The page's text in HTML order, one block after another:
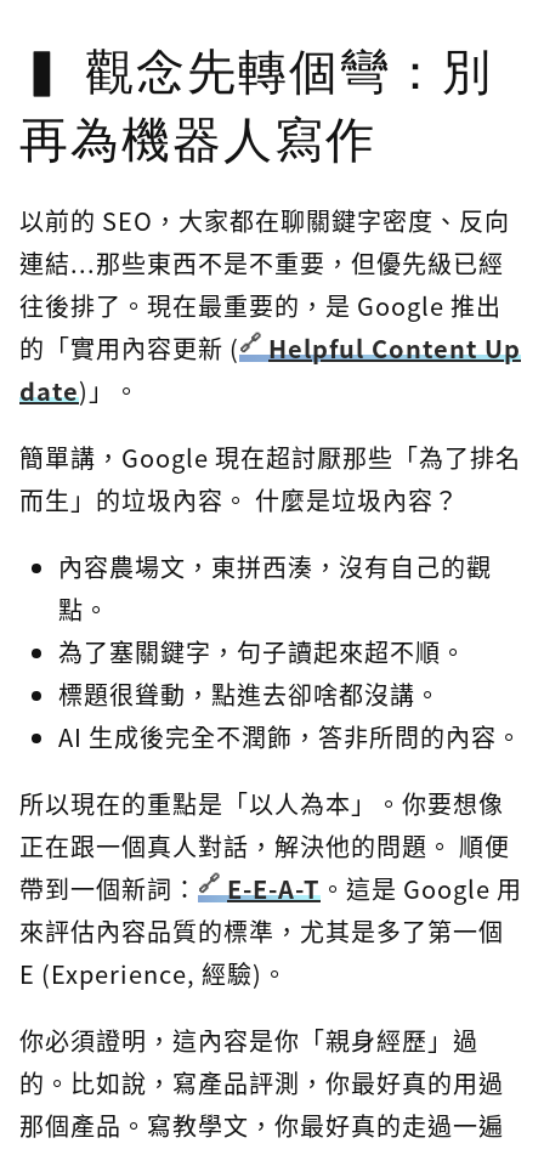
觀念先轉個彎：別
再為機器人寫作
以前的 SEO，大家都在聊關鍵字密度、反向
連結...那些東西不是不重要，但優先級已經
往後排了。現在最重要的，是 Google 推出
的「實用內容更新 (
Helpful Content Up
date)」。
簡單講，Google 現在超討厭那些「為了排名
而生」的垃圾內容。 什麼是垃圾內容？
內容農場文，東拼西湊，沒有自己的觀
點。
為了塞關鍵字，句子讀起來超不順。
標題很聳動，點進去卻啥都沒講。
AI 生成後完全不潤飾，答非所問的內容。
所以現在的重點是「以人為本」。你要想像
正在跟一個真人對話，解決他的問題。 順便
帶到一個新詞：
E-E-A-T 。這是 Google 用
來評估內容品質的標準，尤其是多了第一個
E (Experience, 經驗)。
你必須證明，這內容是你「親身經歷」過
的。比如說，寫產品評測，你最好真的用過
那個產品。寫教學文，你最好真的走過一遍